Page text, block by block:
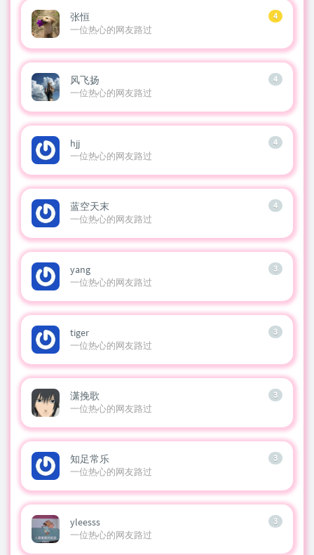
4
张恒
一位热心的网友路过
4
风飞扬
一位热心的网友路过
4
hjj
一位热心的网友路过
4
蓝空天末
一位热心的网友路过
3
yang
一位热心的网友路过
3
tiger
一位热心的网友路过
3
潇挽歌
一位热心的网友路过
3
知足常乐
一位热心的网友路过
3
yleesss
一位热心的网友路过